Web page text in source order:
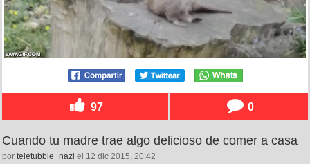
97 0
Cuando tu madre trae algo delicioso de comer a casa
por teletubbie_nazi el 12 dic 2015, 20:42